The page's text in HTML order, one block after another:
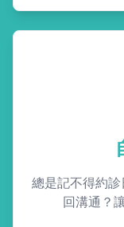
總是記不得約
回溝通？